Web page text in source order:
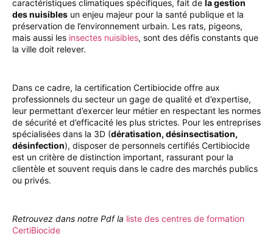
caractéristiques climatiques spécifiques, fait de la gestion
des nuisibles un enjeu majeur pour la santé publique et la
préservation de l’environnement urbain. Les rats, pigeons,
mais aussi les insectes nuisibles, sont des défis constants que
la ville doit relever.
Dans ce cadre, la certification Certibiocide offre aux
professionnels du secteur un gage de qualité et d’expertise,
leur permettant d’exercer leur métier en respectant les normes
de sécurité et d’efficacité les plus strictes. Pour les entreprises
spécialisées dans la 3D (dératisation, désinsectisation,
désinfection), disposer de personnels certifiés Certibiocide
est un critère de distinction important, rassurant pour la
clientèle et souvent requis dans le cadre des marchés publics
ou privés.
Retrouvez dans notre Pdf la liste des centres de formation
CertiBiocide